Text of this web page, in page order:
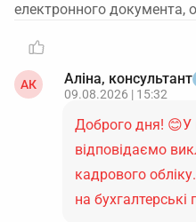
електронного документа,
АК Аліна, консультант
09.08.2026 | 15:32
Доброго дня! 😊У
відповідаємо
кадрового
на